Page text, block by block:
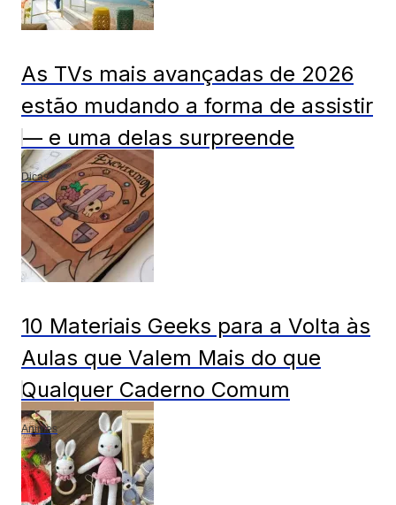
As TVs mais avançadas de 2026
estão mudando a forma de assistir
— e uma delas surpreende
Dicas
10 Materiais Geeks para a Volta às
Aulas que Valem Mais do que
Qualquer Caderno Comum
Animes